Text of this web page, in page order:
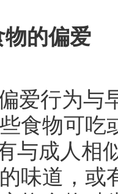
物的偏爱
爱行为与
食物可吃
与成人相
味道，或